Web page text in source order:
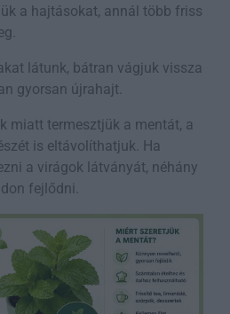
a hajtásokat, annál több friss
látunk, bátran vágjuk vissza
gyorsan újrahajt.
miatt termesztjük a mentát, a
is eltávolíthatjuk. Ha
a virágok látványát, néhány
fejlődni.